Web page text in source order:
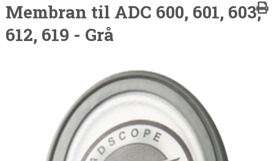
Membran til ADC 600, 601, 603,
612, 619 - Grå